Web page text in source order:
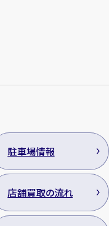
駐車場情報
店舗買取の流れ